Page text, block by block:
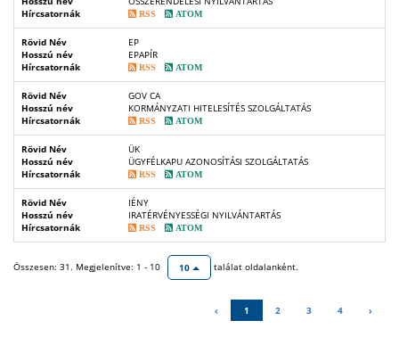
Hírcsatornák
RSS ATOM
Rövid Név
EP
Hosszú név
EPAPÍR
Hírcsatornák
RSS ATOM
Rövid Név
GOV CA
Hosszú név
KORMÁNYZATI HITELESÍTÉS SZOLGÁLTATÁS
Hírcsatornák
RSS ATOM
Rövid Név
ÜK
Hosszú név
ÜGYFÉLKAPU AZONOSÍTÁSI SZOLGÁLTATÁS
Hírcsatornák
RSS ATOM
Rövid Név
IÉNY
Hosszú név
IRATÉRVÉNYESSÉGI NYILVÁNTARTÁS
Hírcsatornák
RSS ATOM
Összesen: 31. Megjelenítve: 1 - 10 10 találat oldalanként.
‹ 1 2 3 4 ›